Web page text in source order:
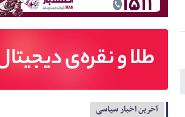
آخرین اخبار سیاسی